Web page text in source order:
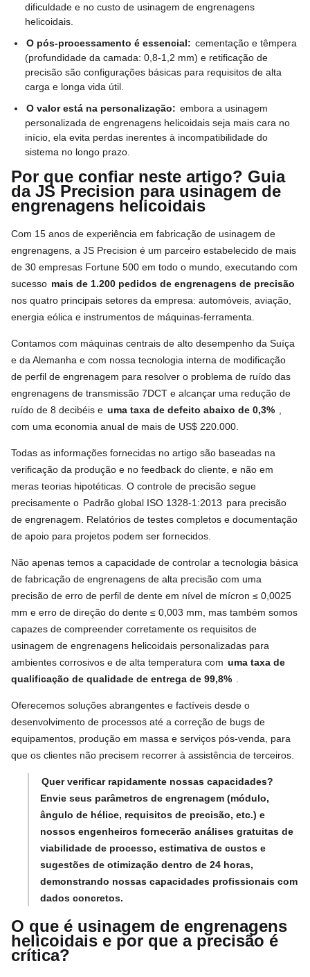
dificuldade e no custo de usinagem de engrenagens
helicoidais.
O pós-processamento é essencial: cementação e têmpera
(profundidade da camada: 0,8-1,2 mm) e retificação de
precisão são configurações básicas para requisitos de alta
carga e longa vida útil.
O valor está na personalização: embora a usinagem
personalizada de engrenagens helicoidais seja mais cara no
início, ela evita perdas inerentes à incompatibilidade do
sistema no longo prazo.
Por que confiar neste artigo? Guia
da JS Precision para usinagem de
engrenagens helicoidais
Com 15 anos de experiência em fabricação de usinagem de
engrenagens, a JS Precision é um parceiro estabelecido de mais
de 30 empresas Fortune 500 em todo o mundo, executando com
sucesso mais de 1.200 pedidos de engrenagens de precisão
nos quatro principais setores da empresa: automóveis, aviação,
energia eólica e instrumentos de máquinas-ferramenta.
Contamos com máquinas centrais de alto desempenho da Suíça
e da Alemanha e com nossa tecnologia interna de modificação
de perfil de engrenagem para resolver o problema de ruído das
engrenagens de transmissão 7DCT e alcançar uma redução de
ruído de 8 decibéis e uma taxa de defeito abaixo de 0,3%
com uma economia anual de mais de US$ 220.000.
Todas as informações fornecidas no artigo são baseadas na
verificação da produção e no feedback do cliente, e não em
meras teorias hipotéticas. O controle de precisão segue
precisamente o Padrão global ISO 1328-1:2013 para precisão
de engrenagem. Relatórios de testes completos e documentação
de apoio para projetos podem ser fornecidos.
Não apenas temos a capacidade de controlar a tecnologia básica
de fabricação de engrenagens de alta precisão com uma
precisão de erro de perfil de dente em nível de mícron ≤ 0,0025
mm e erro de direção do dente ≤ 0,003 mm, mas também somos
capazes de compreender corretamente os requisitos de
usinagem de engrenagens helicoidais personalizadas para
ambientes corrosivos e de alta temperatura com uma taxa de
qualificação de qualidade de entrega de 99,8%
Oferecemos soluções abrangentes e factíveis desde o
desenvolvimento de processos até a correção de bugs de
equipamentos, produção em massa e serviços pós-venda, para
que os clientes não precisem recorrer à assistência de terceiros.
Quer verificar rapidamente nossas capacidades?
Envie seus parâmetros de engrenagem (módulo,
ângulo de hélice, requisitos de precisão, etc.) e
nossos engenheiros fornecerão análises gratuitas de
viabilidade de processo, estimativa de custos e
sugestões de otimização dentro de 24 horas,
demonstrando nossas capacidades profissionais com
dados concretos.
O que é usinagem de engrenagens
helicoidais e por que a precisão é
crítica?